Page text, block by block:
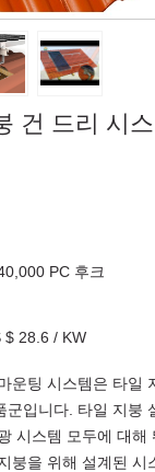
건 드리 시
PC 후크
$ 28.6 / KW
운팅 시스템은 타일
군입니다. 타일 ​​지붕
시스템 모두에 대해
붕을 위해 설계된 시